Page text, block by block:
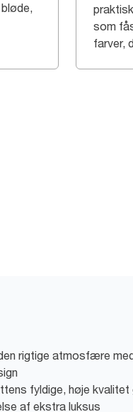
som
farver,
rigtige atmosfære
fyldige, høje
af ekstra luksus